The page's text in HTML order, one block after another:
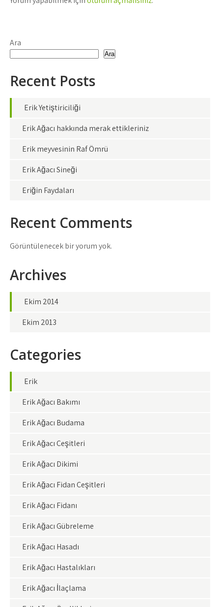
Ara
Ara
Recent Posts
Erik Yetiştiriciliği
Erik Ağacı hakkında merak ettikleriniz
Erik meyvesinin Raf Ömrü
Erik Ağacı Sineği
Eriğin Faydaları
Recent Comments
Görüntülenecek bir yorum yok.
Archives
Ekim 2014
Ekim 2013
Categories
Erik
Erik Ağacı Bakımı
Erik Ağacı Budama
Erik Ağacı Çeşitleri
Erik Ağacı Dikimi
Erik Ağacı Fidan Çeşitleri
Erik Ağacı Fidanı
Erik Ağacı Gübreleme
Erik Ağacı Hasadı
Erik Ağacı Hastalıkları
Erik Ağacı İlaçlama